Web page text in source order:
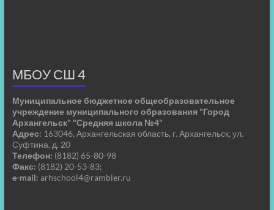
МБОУ СШ 4
Муниципальное бюджетное общеобразовательное
учреждение муниципального образования "Город
Архангельск" "Средняя школа №4"
Адрес: 163046, Архангельская область, г. Архангельск, ул.
Суфтина, д. 20
Телефон: (8182) 65-80-98
Факс: (8182) 20-53-83;
e-mail: arhschool4@rambler.ru